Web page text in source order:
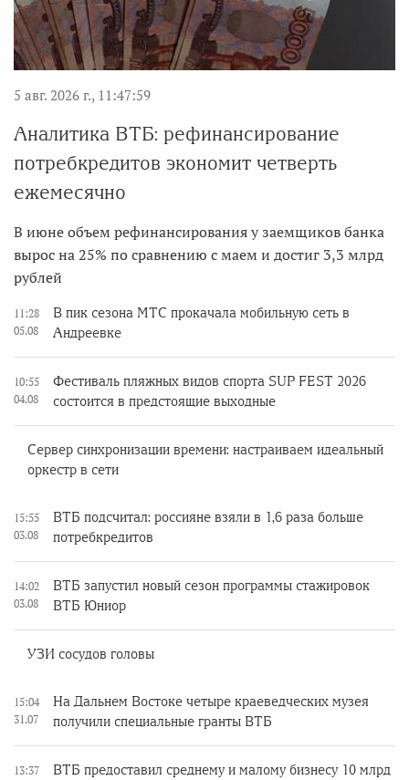
5 авг. 2026 г., 11:47:59
Аналитика ВТБ: рефинансирование
потребкредитов экономит четверть
ежемесячно
В июне объем рефинансирования у заемщиков банка
вырос на 25% по сравнению с маем и достиг 3,3 млрд
рублей
11:28
05.08
В пик сезона МТС прокачала мобильную сеть в
Андреевке
10:55
04.08
Фестиваль пляжных видов спорта SUP FEST 2026
состоится в предстоящие выходные
Сервер синхронизации времени: настраиваем идеальный
оркестр в сети
15:55
03.08
ВТБ подсчитал: россияне взяли в 1,6 раза больше
потребкредитов
14:02
03.08
ВТБ запустил новый сезон программы стажировок
ВТБ Юниор
УЗИ сосудов головы
15:04
31.07
На Дальнем Востоке четыре краеведческих музея
получили специальные гранты ВТБ
13:37
ВТБ предоставил среднему и малому бизнесу 10 млрд